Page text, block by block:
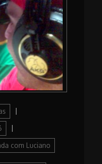
com Luciano